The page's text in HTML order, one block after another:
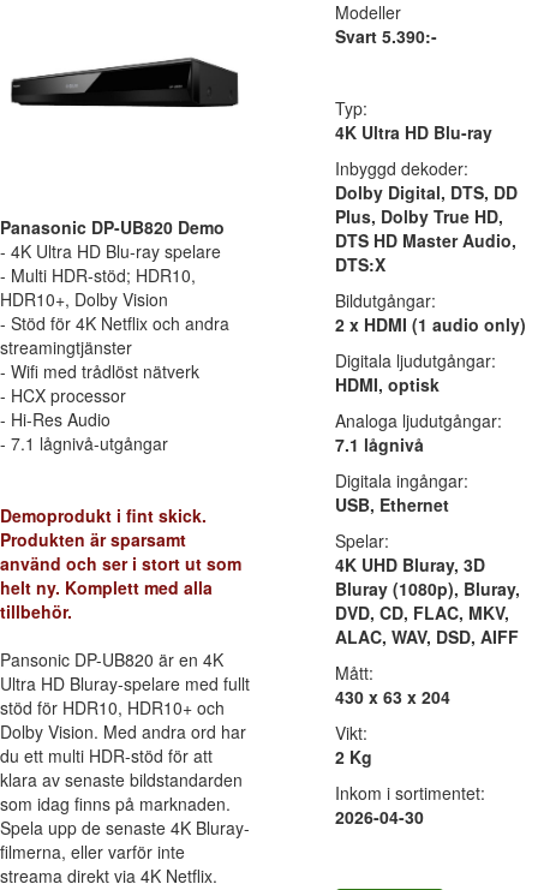
Panasonic DP-UB820 Demo
- 4K Ultra HD Blu-ray spelare
- Multi HDR-stöd; HDR10,
HDR10+, Dolby Vision
- Stöd för 4K Netflix och andra
streamingtjänster
- Wifi med trådlöst nätverk
- HCX processor
- Hi-Res Audio
- 7.1 lågnivå-utgångar
Demoprodukt i fint skick.
Produkten är sparsamt
använd och ser i stort ut som
helt ny. Komplett med alla
tillbehör.
Pansonic DP-UB820 är en 4K
Ultra HD Bluray-spelare med fullt
stöd för HDR10, HDR10+ och
Dolby Vision. Med andra ord har
du ett multi HDR-stöd för att
klara av senaste bildstandarden
som idag finns på marknaden.
Spela upp de senaste 4K Bluray-
filmerna, eller varför inte
streama direkt via 4K Netflix.
Modeller
Svart 5.390:-
Typ:
4K Ultra HD Blu-ray
Inbyggd dekoder:
Dolby Digital, DTS, DD
Plus, Dolby True HD,
DTS HD Master Audio,
DTS:X
Bildutgångar:
2 x HDMI (1 audio only)
Digitala ljudutgångar:
HDMI, optisk
Analoga ljudutgångar:
7.1 lågnivå
Digitala ingångar:
USB, Ethernet
Spelar:
4K UHD Bluray, 3D
Bluray (1080p), Bluray,
DVD, CD, FLAC, MKV,
ALAC, WAV, DSD, AIFF
Mått:
430 x 63 x 204
Vikt:
2 Kg
Inkom i sortimentet:
2026-04-30